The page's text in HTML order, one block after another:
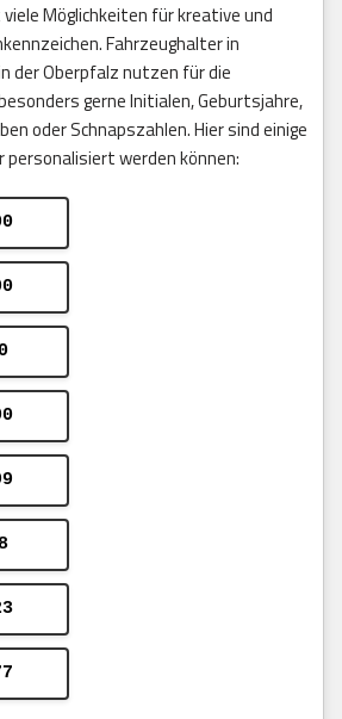
Möglichkeiten für kreative und
Fahrzeughalter in
der Oberpfalz nutzen für die
gerne Initialen, Geburtsjahre,
oder Schnapszahlen. Hier sind einige
personalisiert werden können: